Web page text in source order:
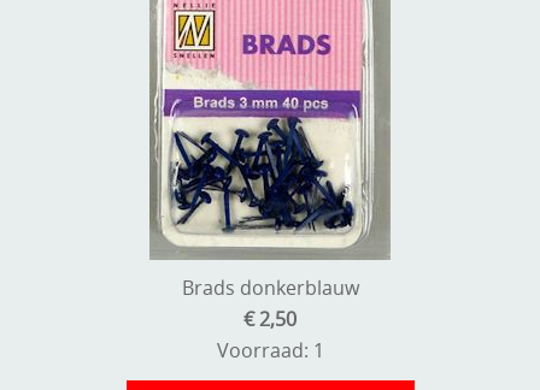
Brads donkerblauw
€ 2,50
Voorraad: 1